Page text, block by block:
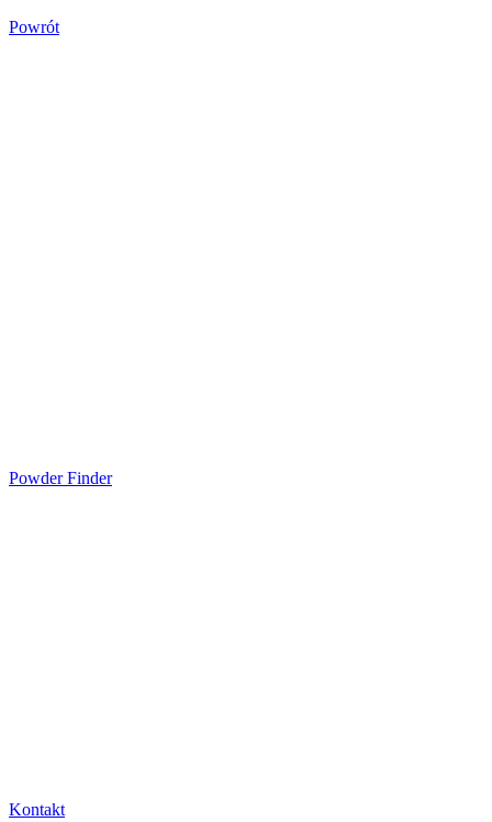
Powrót
Powder Finder
Kontakt